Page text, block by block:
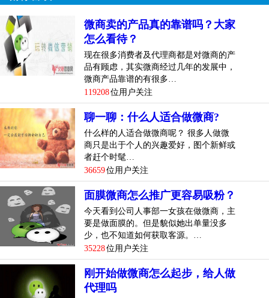
微商卖的产品真的靠谱吗？大家
怎么看待？
现在很多消费者及代理商都是对微商的产
品有顾虑，其实微商经过几年的发展中，
微商产品靠谱的有很多…
119208位用户关注
聊一聊：什么人适合做微商?
什么样的人适合做微商呢？ 很多人做微
商只是出于个人的兴趣爱好，图个新鲜或
者赶个时髦…
36659位用户关注
面膜微商怎么推广更容易吸粉？
今天看到公司人事部一女孩在做微商，主
要是做面膜的。但是貌似她出单量没多
少，也不知道如何获取客源。…
35228位用户关注
刚开始做微商怎么起步，给人做
代理吗